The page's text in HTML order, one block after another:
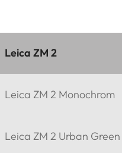
Leica ZM 2
Leica ZM 2 Monochrom
Leica ZM 2 Urban Green